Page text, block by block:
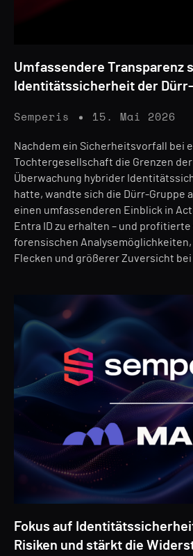
Umfassendere Transparenz
Identitätssicherheit der
Semperis 15. Mai 2026
Nachdem ein Sicherheitsvorfall bei
Tochtergesellschaft die Grenzen
Überwachung hybrider
hatte, wandte sich die Dürr-Gruppe
einen umfassenderen Einblick in
Entra ID zu erhalten – und
forensischen
Flecken und größerer Zuversicht
Fokus auf
Risiken und stärkt die